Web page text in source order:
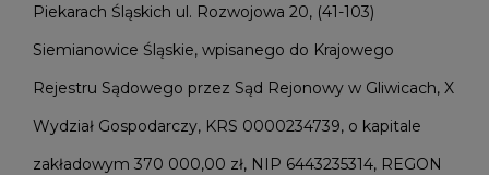
Piekarach Śląskich ul. Rozwojowa 20, (41-103)
Siemianowice Śląskie, wpisanego do Krajowego
Rejestru Sądowego przez Sąd Rejonowy w Gliwicach, X
Wydział Gospodarczy, KRS 0000234739, o kapitale
zakładowym 370 000,00 zł, NIP 6443235314, REGON